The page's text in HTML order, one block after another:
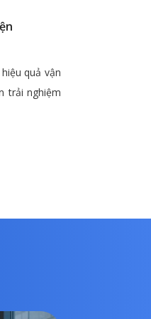
quả vận
trải nghiệm